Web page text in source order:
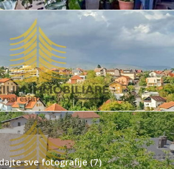
sve fotografije (7)